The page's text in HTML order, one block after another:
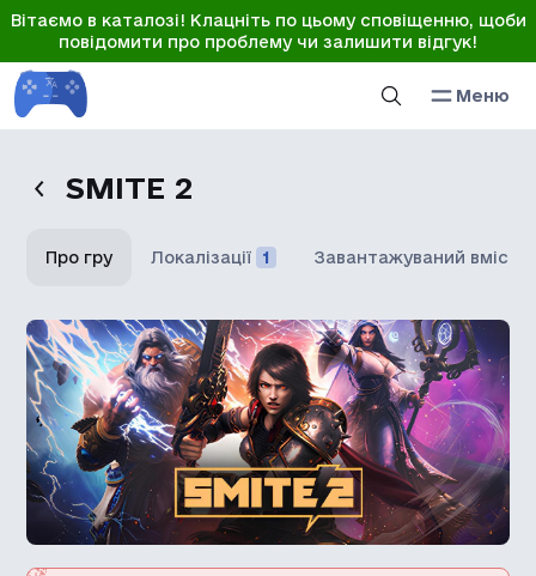
Вітаємо в каталозі! Клацніть по цьому сповіщенню, щоби
повідомити про проблему чи залишити відгук!
Меню
SMITE 2
Про гру Локалізації 1 Завантажуваний вміст